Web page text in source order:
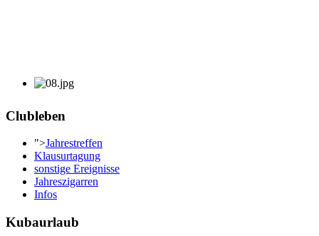
Clubleben
">Jahrestreffen
Klausurtagung
sonstige Ereignisse
Jahreszigarren
Infos
Kubaurlaub